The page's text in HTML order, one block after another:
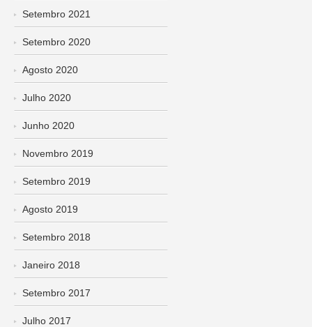
Setembro 2021
Setembro 2020
Agosto 2020
Julho 2020
Junho 2020
Novembro 2019
Setembro 2019
Agosto 2019
Setembro 2018
Janeiro 2018
Setembro 2017
Julho 2017